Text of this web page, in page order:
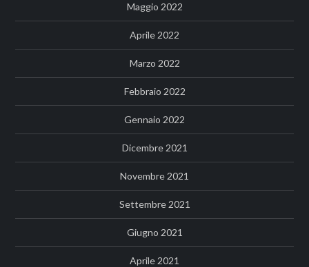
Maggio 2022
Aprile 2022
Marzo 2022
Febbraio 2022
Gennaio 2022
Dicembre 2021
Novembre 2021
Settembre 2021
Giugno 2021
Aprile 2021